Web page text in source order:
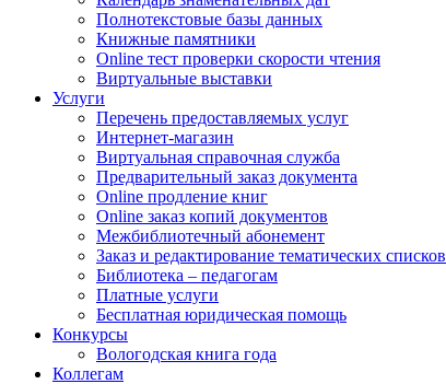
Полнотекстовые базы данных
Книжные памятники
Online тест проверки скорости чтения
Виртуальные выставки
Услуги
Перечень предоставляемых услуг
Интернет-магазин
Виртуальная справочная служба
Предварительный заказ документа
Online продление книг
Online заказ копий документов
Межбиблиотечный абонемент
Заказ и редактирование тематических списков
Библиотека – педагогам
Платные услуги
Бесплатная юридическая помощь
Конкурсы
Вологодская книга года
Коллегам